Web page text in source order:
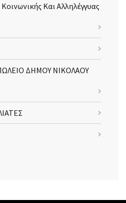
Και Αλληλέγγυας
ΔΗΜΟΥ ΝΙΚΟΛΑΟΥ